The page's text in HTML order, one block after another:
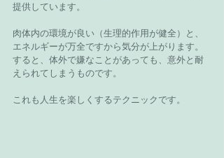
提供しています。
肉体内の環境が良い（生理的作用が健全）と、
エネルギーが万全ですから気分が上がります。
すると、体外で嫌なことがあっても、意外と耐
えられてしまうものです。
これも人生を楽しくするテクニックです。